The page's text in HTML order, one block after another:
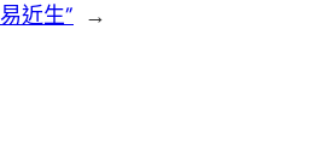
→
近生”